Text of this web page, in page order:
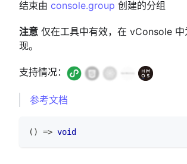
结束由 console.group 创建的分组
注意 仅在工具中有效，在 vConsole 中
现。
支持情况：
参考文档
( ) => void